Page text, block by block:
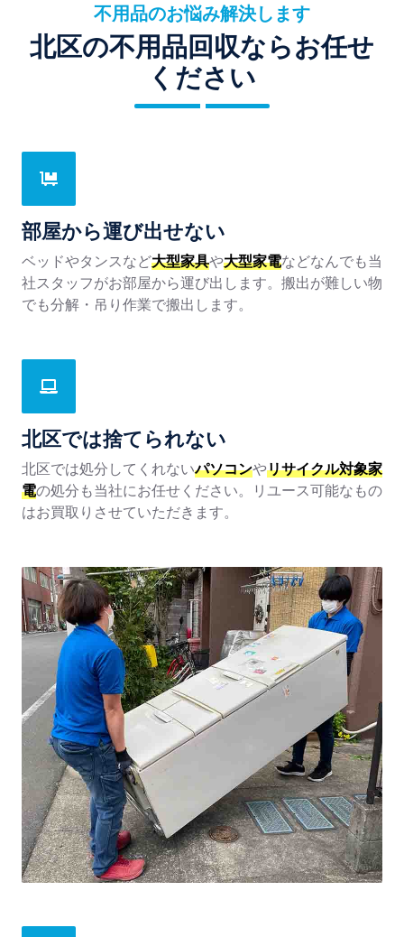
不用品のお悩み解決します
北区の不用品回収ならお任せ
ください
部屋から運び出せない
ベッドやタンスなど大型家具や大型家電などなんでも当
社スタッフがお部屋から運び出します。搬出が難しい物
でも分解・吊り作業で搬出します。
北区では捨てられない
北区では処分してくれないパソコンやリサイクル対象家
電の処分も当社にお任せください。リユース可能なもの
はお買取りさせていただきます。